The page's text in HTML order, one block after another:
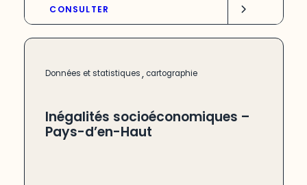
CONSULTER
Données et statistiques, cartographie
Inégalités socioéconomiques –
Pays-d’en-Haut